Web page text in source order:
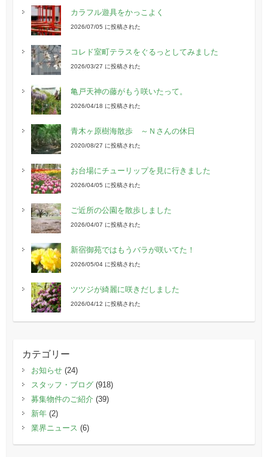
カラフル遊具をかっこよく
2026/07/05 に投稿された
コレド室町テラスをぐるっとしてみました
2026/03/27 に投稿された
亀戸天神の藤がもう咲いたって。
2026/04/18 に投稿された
青木ヶ原樹海散歩 ～Ｎさんの休日
2020/08/27 に投稿された
お台場にチューリップを見に行きました
2026/04/05 に投稿された
ご近所の公園を散歩しました
2026/04/07 に投稿された
新宿御苑ではもうバラが咲いてた！
2026/05/04 に投稿された
ツツジが綺麗に咲きだしました
2026/04/12 に投稿された
カテゴリー
お知らせ(24)
スタッフ・ブログ(918)
募集物件のご紹介 (39)
新年(2)
業界ニュース (6)